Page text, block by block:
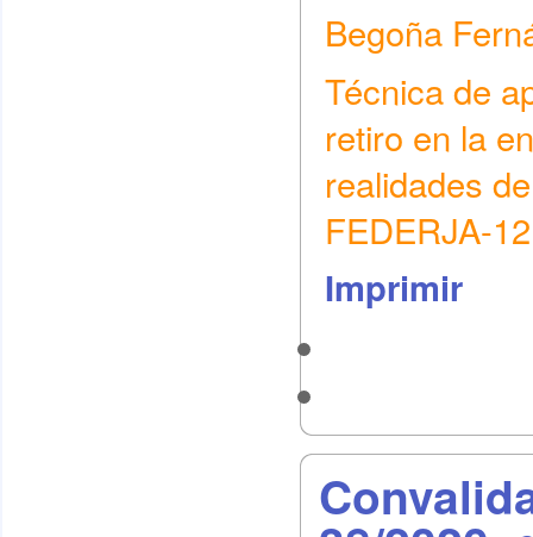
Begoña
Técnica de
retiro en la
realidades
FEDERJA-
Imprimir